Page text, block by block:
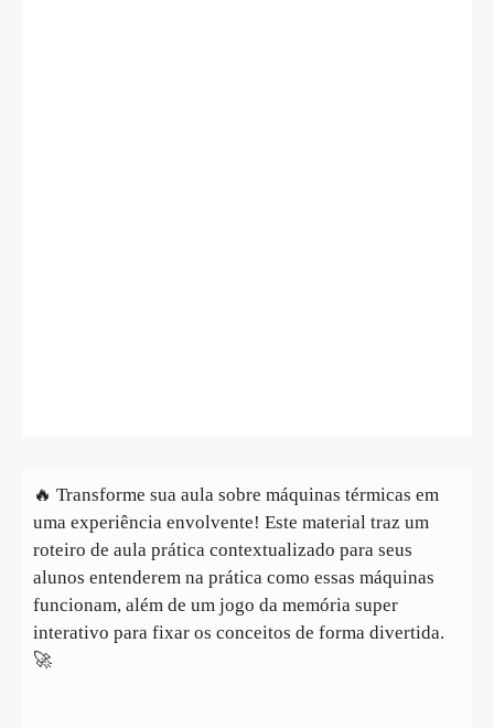
🔥 Transforme sua aula sobre máquinas térmicas em
uma experiência envolvente! Este material traz um
roteiro de aula prática contextualizado para seus
alunos entenderem na prática como essas máquinas
funcionam, além de um jogo da memória super
interativo para fixar os conceitos de forma divertida.
🚀